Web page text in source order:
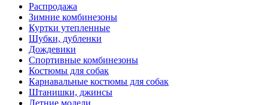
Распродажа
Зимние комбинезоны
Куртки утепленные
Шубки, дубленки
Дождевики
Спортивные комбинезоны
Костюмы для собак
Карнавальные костюмы для собак
Штанишки, джинсы
Летние модели